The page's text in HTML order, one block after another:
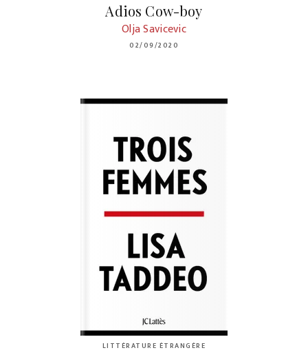
Adios Cow-boy
Olja Savicevic
02/09/2020
LITTÉRATURE ÉTRANGÈRE